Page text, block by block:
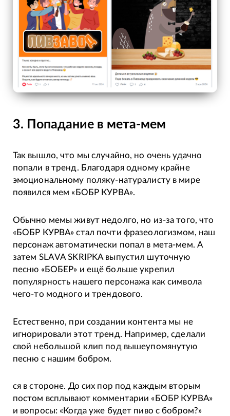
3. Попадание в мета-мем
Так вышло, что мы случайно, но очень удачно
попали в тренд. Благодаря одному крайне
эмоциональному поляку-натуралисту в мире
появился мем «БОБР КУРВА».
Обычно мемы живут недолго, но из-за того, что
«БОБР КУРВА» стал почти фразеологизмом, наш
персонаж автоматически попал в мета-мем. А
затем SLAVA SKRIPKA выпустил шуточную
песню «БОБЕР» и ещё больше укрепил
популярность нашего персонажа как символа
чего-то модного и трендового.
Естественно, при создании контента мы не
игнорировали этот тренд. Например, сделали
свой небольшой клип под вышеупомянутую
песню с нашим бобром.
ся в стороне. До сих пор под каждым вторым
постом всплывают комментарии «БОБР КУРВА»
и вопросы: «Когда уже будет пиво с бобром?»